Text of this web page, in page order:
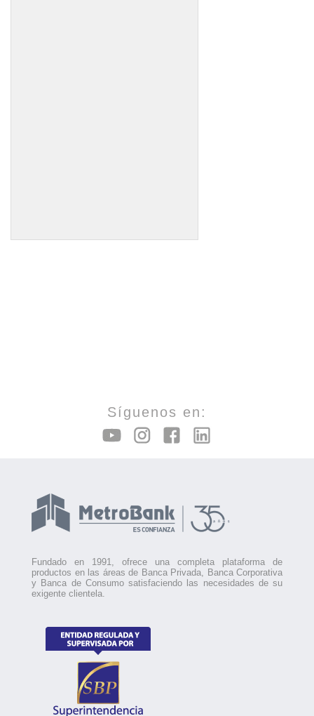
Síguenos en:
Fundado en 1991, ofrece una completa plataforma de
productos en las áreas de Banca Privada, Banca Corporativa
y Banca de Consumo satisfaciendo las necesidades de su
exigente clientela.